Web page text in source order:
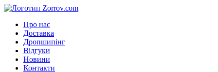
Про нас
Доставка
Дропшипінг
Відгуки
Новини
Контакти